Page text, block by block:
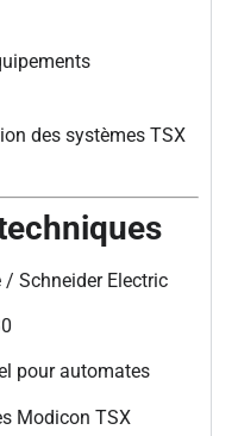
des systèmes TSX
/ Schneider Electric
pour automates
Modicon TSX